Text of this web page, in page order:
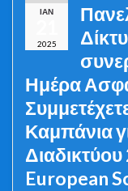
ΙΑΝ
2025
Ημέρα
Καμπάνια
Διαδικτύου
European